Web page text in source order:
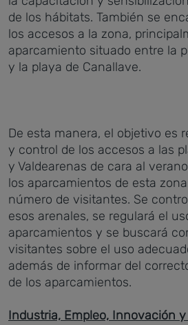
de los hábitats. También se
los accesos a la zona,
aparcamiento situado entre la
y la playa de Canallave.
De esta manera, el objetivo es
y control de los accesos a las
y Valdearenas de cara al
los aparcamientos de esta
número de visitantes. Se
esos arenales, se regulará el
aparcamientos y se buscará
visitantes sobre el uso
además de informar del
de los aparcamientos.
Industria, Empleo, Innovación